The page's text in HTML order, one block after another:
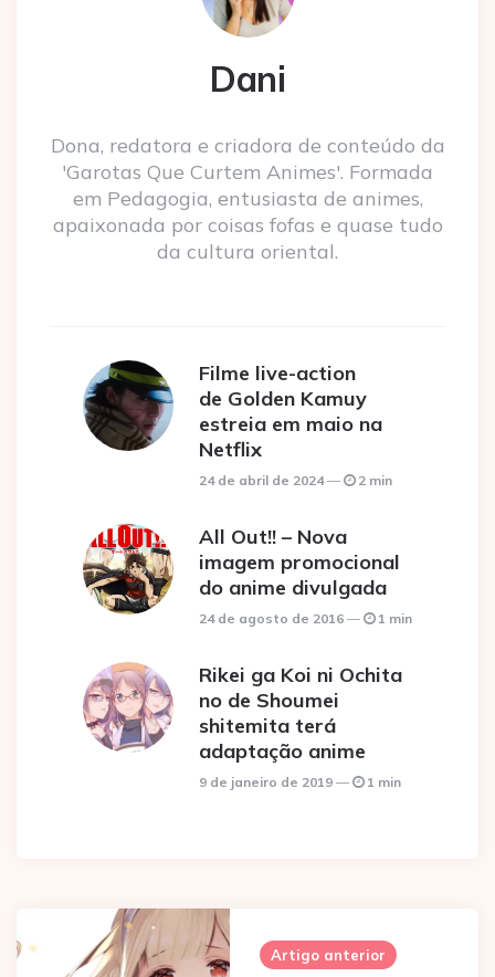
Dani
Dona, redatora e criadora de conteúdo da
'Garotas Que Curtem Animes'. Formada
em Pedagogia, entusiasta de animes,
apaixonada por coisas fofas e quase tudo
da cultura oriental.
Filme live-action
de Golden Kamuy
estreia em maio na
Netflix
24 de abril de 2024 2 min
All Out!! – Nova
imagem promocional
do anime divulgada
24 de agosto de 2016 1 min
Rikei ga Koi ni Ochita
no de Shoumei
shitemita terá
adaptação anime
9 de janeiro de 2019 1 min
navigation
Artigo anterior